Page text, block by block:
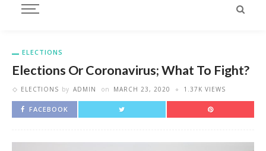
ELECTIONS
Elections Or Coronavirus; What To Fight?
ELECTIONS by ADMIN on MARCH 23, 2020 1.37K VIEWS
FACEBOOK